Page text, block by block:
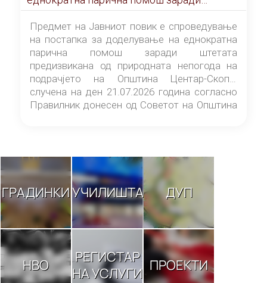
штетата предизвикана од природната
непогода на подрачјето на Општина
Центар-Скопје случена на ден 21.07.2026
година
Предмет на Јавниот повик е спроведување
на постапка за доделување на еднократна
парична помош заради штетата
предизвикана од природната непогода на
подрачјето на Општина Центар-Скопје
случена на ден 21.07.2026 година согласно
Правилник донесен од Советот на Општина
ГРАДИНКИУЧИЛИШТА ДУП
НВО
РЕГИСТАР
НА УСЛУГИ ПРОЕКТИ